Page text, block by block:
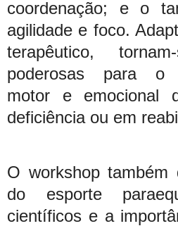
coordenação; e o
agilidade e foco.
terapêutico,
poderosas para o
motor e emocional
deficiência ou em
O workshop também
do esporte
científicos e a